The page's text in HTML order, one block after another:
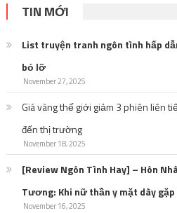
TIN MỚI
List truyện tranh ngôn tình hấp
bỏ lỡ
November 27, 2025
Giá vàng thế giới giảm 3 phiên liên
đến thị trường
November 18, 2025
[Review Ngôn Tình Hay] – Hôn
Tương: Khi nữ thần y mặt dày
November 16, 2025